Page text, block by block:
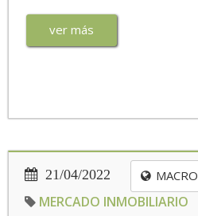
ver más
21/04/2022 MACRO
MERCADO INMOBILIARIO